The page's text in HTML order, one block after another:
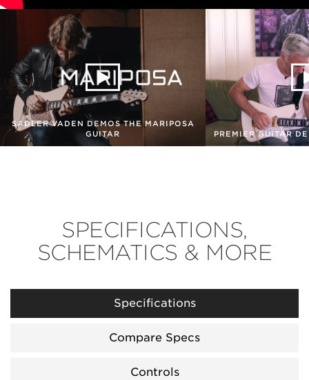
SADLER VADEN DEMOS THE MARIPOSA
GUITAR
PREMIER GUITAR
SPECIFICATIONS,
SCHEMATICS & MORE
Specifications
Compare Specs
Controls